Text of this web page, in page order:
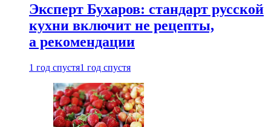
Эксперт Бухаров: стандарт русской
кухни включит не рецепты,
а рекомендации
1 год спустя1 год спустя